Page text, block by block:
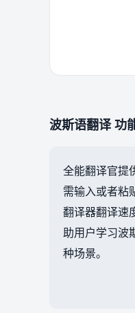
波斯语翻译 功
全能翻译官提
需输入或者粘
翻译器翻译速
助用户学习波
种场景。